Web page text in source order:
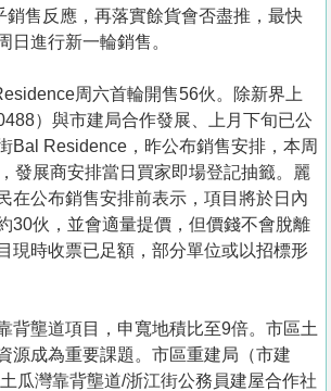
銷售反應，再落實餘貨會否盡推，最快
日進行新一輪銷售。
周六首輪開售56伙。除新界上
）與市建局合作發展、上月下旬已公
Bal Residence，昨公布銷售安排，本周
發展商安排當日買家即場登記抽籤。麗
在公布銷售安排前表示，項目將於日內
30伙，並會適量提價，但價錢不會脫離
現時收票已足額，部分單位或以招標形
背壟道項目，申寬地積比至9倍。市區土
源成為重要課題。市區重建局（市建
瓜灣靠背壟道/浙江街公務員建屋合作社